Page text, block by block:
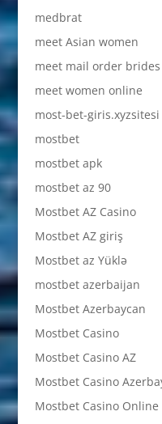
medbrat
meet Asian women
meet mail order brides
meet women online
most-bet-
mostbet
mostbet apk
mostbet az 90
Mostbet AZ Casino
Mostbet AZ giriş
Mostbet az Yüklə
mostbet azerbaijan
Mostbet Azerbaycan
Mostbet Casino
Mostbet Casino AZ
Mostbet Casino
Mostbet Casino Online